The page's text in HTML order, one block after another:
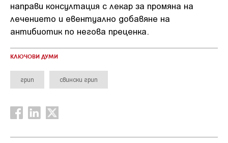
направи консултация с лекар за промяна на
лечението и евентуално добавяне на
антибиотик по негова преценка.
КЛЮЧОВИ ДУМИ
грип свински грип